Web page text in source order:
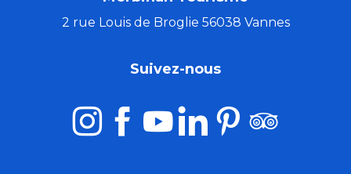
Stage de tapisserie en ameublement
Les Ateliers bois de l'été (5 à 7 ans)
El Locutorio itinerante - Chanson franco-latine
2 rue Louis de Broglie 56038 Vannes
Suivez-nous